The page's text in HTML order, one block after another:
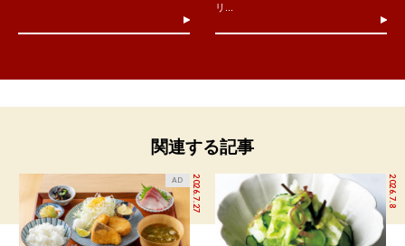
リ...
関連する記事
2026.7.27
AD 2026.7.8